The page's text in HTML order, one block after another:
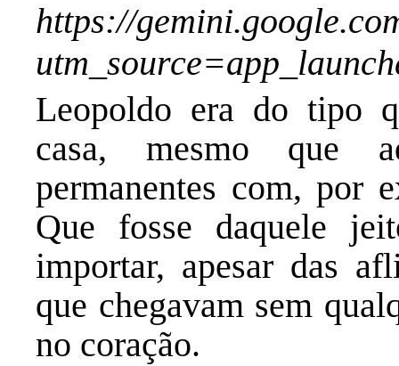
https://
Leopoldo era do tipo
casa, mesmo que
permanentes com, por
Que fosse daquele
importar, apesar das
que chegavam sem
no coração.